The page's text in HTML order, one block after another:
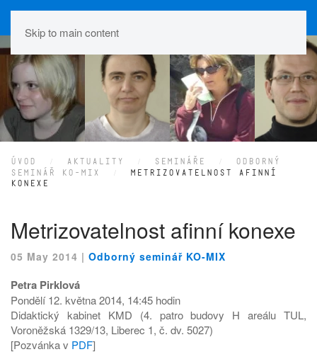
Skip to main content
ÚVOD AKTUALITY SEMINÁŘE
ODBORNÝ
SEMINÁŘ KO-MIX
METRIZOVATELNOST AFINNÍ
KONEXE
Metrizovatelnost afinní konexe
05 May 2014 | Odborný seminář KO-MIX
Petra Pirklová
Pondělí 12. května 2014, 14:45 hodin
Didaktický kabinet KMD (4. patro budovy H areálu TUL,
Voroněžská 1329/13, Liberec 1, č. dv. 5027)
[Pozvánka v PDF]